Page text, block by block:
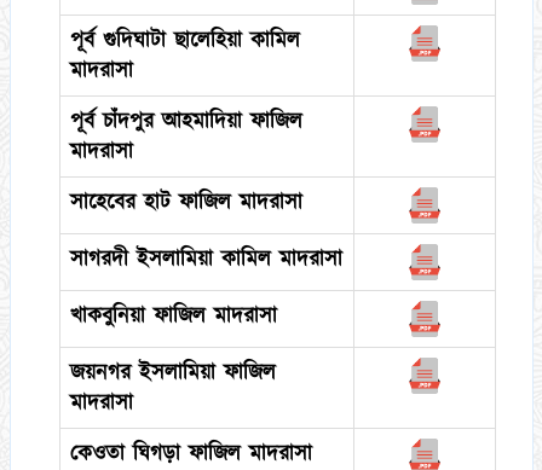
পূর্ব গুদিঘাটা ছালেহিয়া কামিল
মাদরাসা
পূর্ব চাঁদপুর আহমাদিয়া ফাজিল
মাদরাসা
সাহেবের হাট ফাজিল মাদরাসা
সাগরদী ইসলামিয়া কামিল মাদরাসা
খাকবুনিয়া ফাজিল মাদরাসা
জয়নগর ইসলামিয়া ফাজিল
মাদরাসা
কেওতা ঘিগড়া ফাজিল মাদরাসা